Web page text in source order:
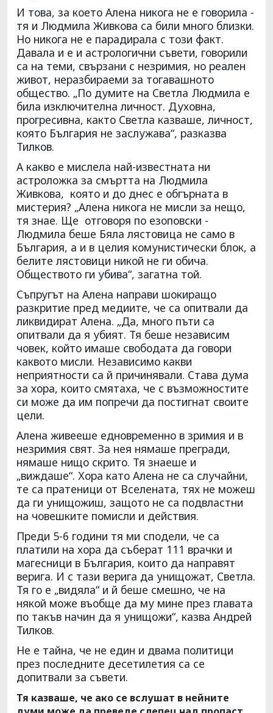
И това, за което Алена никога не е говорила -
тя и Людмила Живкова са били много близки.
Но никога не е парадирала с този факт.
Давала и е и астрологични съвети, говорили
са на теми, свързани с незримия, но реален
живот, неразбираеми за тогавашното
общество. „По думите на Светла Людмила е
била изключителна личност. Духовна,
прогресивна, както Светла казваше, личност,
която България не заслужава“, разказва
Тилков.
А какво е мислела най-известната ни
астроложка за смъртта на Людмила
Живкова, която и до днес е обгърната в
мистерия? „Алена никога не мисли за нещо,
тя знае. Ще отговоря по езоповски -
Людмила беше Бяла лястовица не само в
България, а и в целия комунистически блок, а
белите лястовици никой не ги обича.
Обществото ги убива“, загатна той.
Съпругът на Алена направи шокиращо
разкритие пред медиите, че са опитвали да
ликвидират Алена. „Да, много пъти са
опитвали да я убият. Тя беше независим
човек, който имаше свободата да говори
каквото мисли. Независимо какви
неприятности са й причинявали. Става дума
за хора, които смятаха, че с възможностите
си може да им попречи да постигнат своите
цели.
Алена живееше едновременно в зримия и в
незримия свят. За нея нямаше прегради,
нямаше нищо скрито. Тя знаеше и
„виждаше“. Хора като Алена не са случайни,
те са пратеници от Вселената, тях не можеш
да ги унищожиш, защото не са подвластни
на човешките помисли и действия.
Преди 5-6 години тя ми сподели, че са
платили на хора да съберат 111 врачки и
магесници в България, които да направят
верига. И с тази верига да унищожат, Светла.
Тя го е „видяла“ и й беше смешно, че на
някой може въобще да му мине през главата
по такъв начин да я унищожи“, казва Андрей
Тилков.
Не е тайна, че не един и двама политици
през последните десетилетия са се
допитвали за съвети.
Тя казваше, че ако се вслушат в нейните